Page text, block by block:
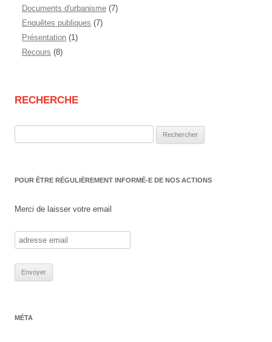
Documents d'urbanisme (7)
Enquêtes publiques (7)
Présentation (1)
Recours (8)
RECHERCHE
POUR ÊTRE RÉGULIÈREMENT INFORMÉ-E DE NOS ACTIONS
Merci de laisser votre email
MÉTA